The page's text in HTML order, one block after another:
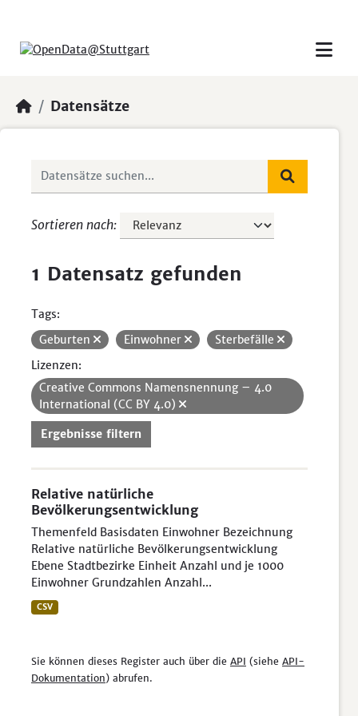
Datensätze
Sortieren nach
1 Datensatz gefunden
Tags:
Geburten
Einwohner
Sterbefälle
Lizenzen:
Creative Commons Namensnennung – 4.0
International (CC BY 4.0)
Ergebnisse filtern
Relative natürliche
Bevölkerungsentwicklung
Themenfeld Basisdaten Einwohner Bezeichnung
Relative natürliche Bevölkerungsentwicklung
Ebene Stadtbezirke Einheit Anzahl und je 1000
Einwohner Grundzahlen Anzahl...
CSV
Sie können dieses Register auch über die API (siehe API-
Dokumentation) abrufen.